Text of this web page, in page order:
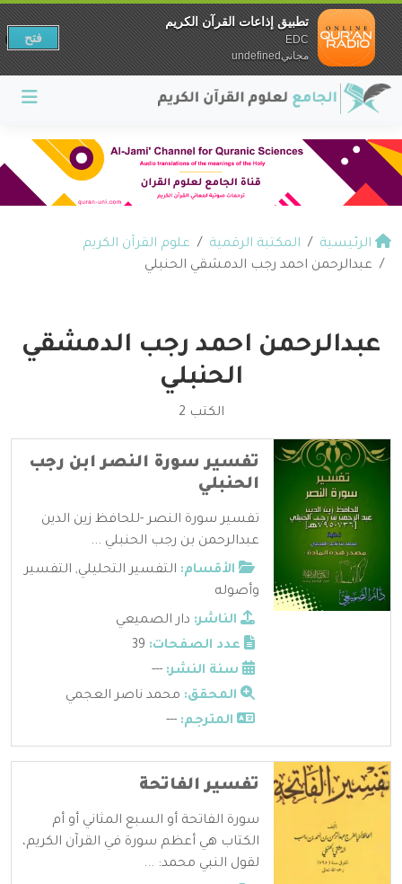
الرئيسية المكتبة الرقمية
علوم القرآن الكريم
عبدالرحمن احمد رجب الدمشقي الحنبلي
عبدالرحمن احمد رجب الدمشقي
الحنبلي
الكتب 2
تفسير سورة النصر ابن رجب
الحنبلي
تفسير سورة النصر -للحافظ زين الدين
عبدالرحمن بن رجب الحنبلي ...
الأقسام: التفسير التحليلي, التفسير
وأصوله
الناشر: دار الصميعي
عدد الصفحات:
سنة النشر: ---
المحقق: محمد ناصر العجمي
المترجم: ---
تفسير الفاتحة
سورة الفاتحة أو السبع المثاني أو أم
الكتاب هي أعظم سورة في القرآن الكريم،
لقول النبي محمد: ...
تطبيق إذاعات القرآن الكريم
EDC
مجانيundefined
فتح